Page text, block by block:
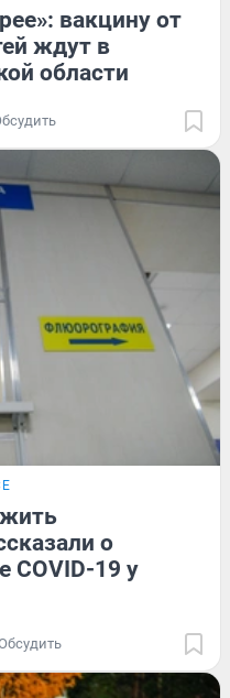
вакцину от
ждут в
области
о
COVID-19 у